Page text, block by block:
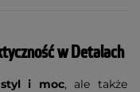
w Detalach
styl i moc, ale także